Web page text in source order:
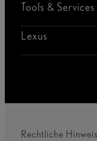
Tools & Services
Lexus
Rechtliche